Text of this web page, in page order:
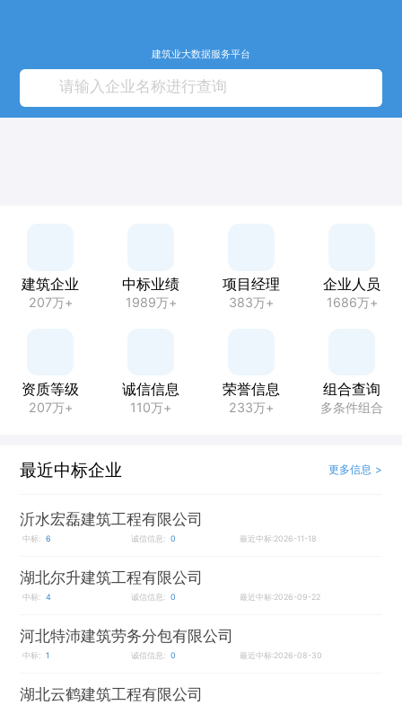
建筑业大数据服务平台
建筑企业
207万+
中标业绩
1989万+
项目经理
383万+
企业人员
1686万+
资质等级
207万+
诚信信息
110万+
荣誉信息
233万+
组合查询
多条件组合
最近中标企业 更多信息 >
沂水宏磊建筑工程有限公司
中标: 6 诚信信息: 0 最近中标:2026-11-18
湖北尔升建筑工程有限公司
中标: 4 诚信信息: 0 最近中标:2026-09-22
河北特沛建筑劳务分包有限公司
中标: 1 诚信信息: 0 最近中标:2026-08-30
湖北云鹤建筑工程有限公司